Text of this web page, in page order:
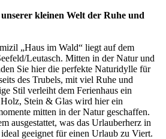
kleinen Welt der Ruhe und
„Haus im Wald“ liegt auf dem
Leutasch. Mitten in der Natur und
Sie hier die perfekte Naturidylle für
des Trubels, mit viel Ruhe und
Stil verleiht dem Ferienhaus ein
Stein & Glas wird hier ein
mitten in der Natur geschaffen.
ausgestattet, was das Urlauberherz in
geeignet für einen Urlaub zu Viert.